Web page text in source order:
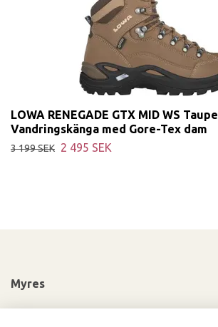
LOWA RENEGADE GTX MID WS Taupe
Vandringskänga med Gore-Tex dam
3 199 SEK 2 495 SEK
Myres